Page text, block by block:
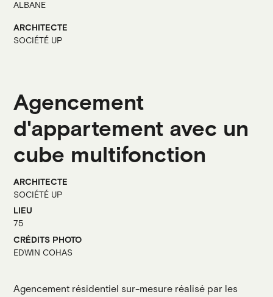
ALBANE
ARCHITECTE
SOCIÉTÉ UP
Agencement
d'appartement avec un
cube multifonction
ARCHITECTE
SOCIÉTÉ UP
LIEU
75
CRÉDITS PHOTO
EDWIN COHAS
Agencement résidentiel sur-mesure réalisé par les